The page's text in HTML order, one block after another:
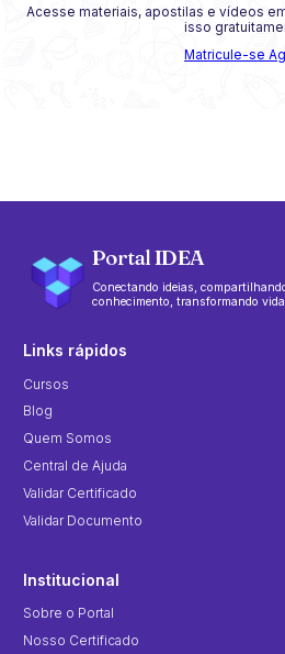
Acesse materiais, apostilas e vídeos
isso
Matricule-se
Portal IDEA
Conectando ideias,
conhecimento, transformando
Links rápidos
Cursos
Blog
Quem Somos
Central de Ajuda
Validar Certificado
Validar Documento
Institucional
Sobre o Portal
Nosso Certificado